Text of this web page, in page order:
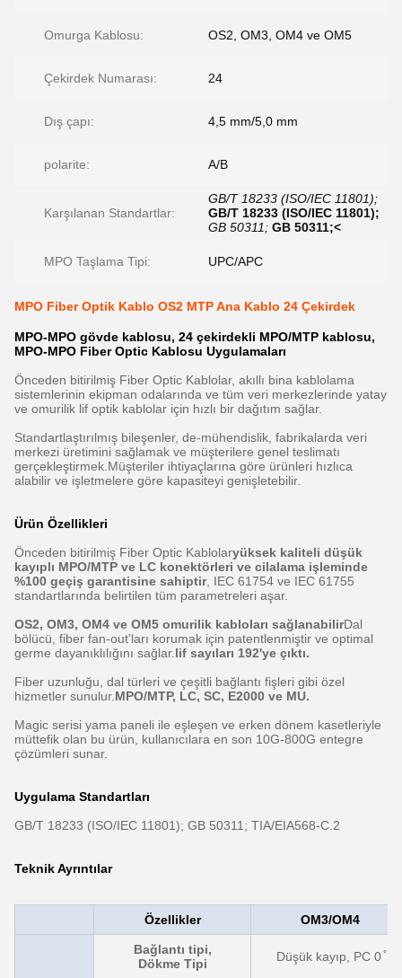
Omurga Kablosu: OS2, OM3, OM4 ve OM5
Çekirdek Numarası: 24
Dış çapı: 4,5 mm/5,0 mm
polarite: A/B
Karşılanan Standartlar:
GB/T 18233 (ISO/IEC 11801);
GB/T 18233 (ISO/IEC 11801);
GB 50311; GB 50311;<
MPO Taşlama Tipi: UPC/APC
MPO Fiber Optik Kablo OS2 MTP Ana Kablo 24 Çekirdek
MPO-MPO gövde kablosu, 24 çekirdekli MPO/MTP kablosu,
MPO-MPO Fiber Optic Kablosu Uygulamaları
Önceden bitirilmiş Fiber Optic Kablolar, akıllı bina kablolama
sistemlerinin ekipman odalarında ve tüm veri merkezlerinde yatay
ve omurilik lif optik kablolar için hızlı bir dağıtım sağlar.
Standartlaştırılmış bileşenler, de-mühendislik, fabrikalarda veri
merkezi üretimini sağlamak ve müşterilere genel teslimatı
gerçekleştirmek.Müşteriler ihtiyaçlarına göre ürünleri hızlıca
alabilir ve işletmelere göre kapasiteyi genişletebilir.
Ürün Özellikleri
Önceden bitirilmiş Fiber Optic Kablolaryüksek kaliteli düşük
kayıplı MPO/MTP ve LC konektörleri ve cilalama işleminde
%100 geçiş garantisine sahiptir, IEC 61754 ve IEC 61755
standartlarında belirtilen tüm parametreleri aşar.
OS2, OM3, OM4 ve OM5 omurilik kabloları sağlanabilirDal
bölücü, fiber fan-out'ları korumak için patentlenmiştir ve optimal
germe dayanıklılığını sağlar. lif sayıları 192'ye çıktı.
Fiber uzunluğu, dal türleri ve çeşitli bağlantı fişleri gibi özel
hizmetler sunulur. MPO/MTP, LC, SC, E2000 ve MU.
Magic serisi yama paneli ile eşleşen ve erken dönem kasetleriyle
müttefik olan bu ürün, kullanıcılara en son 10G-800G entegre
çözümleri sunar.
Uygulama Standartları
GB/T 18233 (ISO/IEC 11801); GB 50311; TIA/EIA568-C.2
Teknik Ayrıntılar
Özellikler OM3/OM4
Bağlantı tipi,
Dökme Tipi
Düşük kayıp, PC 0 ̊